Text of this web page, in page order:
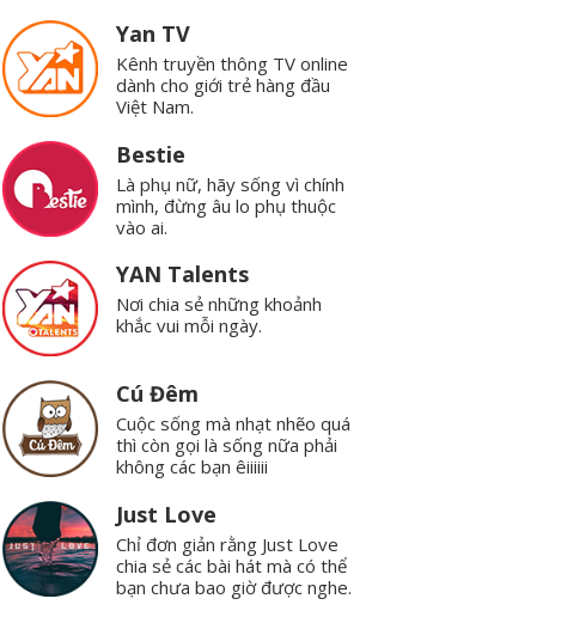
Yan TV
Kênh truyền thông TV online
dành cho giới trẻ hàng đầu
Việt Nam.
Bestie
Là phụ nữ, hãy sống vì chính
mình, đừng âu lo phụ thuộc
vào ai.
YAN Talents
Nơi chia sẻ những khoảnh
khắc vui mỗi ngày.
Cú Đêm
Cuộc sống mà nhạt nhẽo quá
thì còn gọi là sống nữa phải
không các bạn êiiiiii
Just Love
Chỉ đơn giản rằng Just Love
chia sẻ các bài hát mà có thể
bạn chưa bao giờ được nghe.